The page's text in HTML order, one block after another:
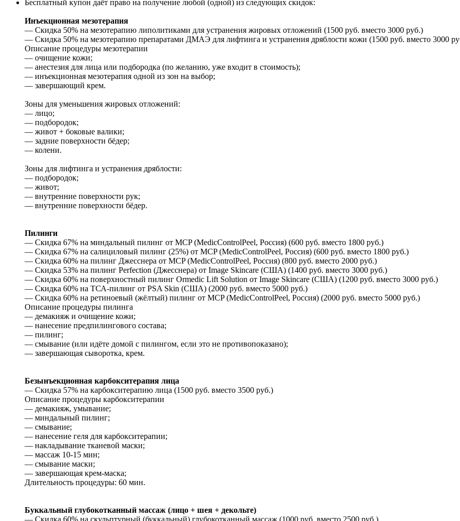
Бесплатный купон даёт право на получение любой (одной) из следующих скидок:
Инъекционная мезотерапия
— Скидка 50% на мезотерапию липолитиками для устранения жировых отложений (1500 руб. вместо 3000 руб.)
— Скидка 50% на мезотерапию препаратами ДМАЭ для лифтинга и устранения дряблости кожи (1500 руб. вместо 3000
Описание процедуры мезотерапии
— очищение кожи;
— анестезия для лица или подбородка (по желанию, уже входит в стоимость);
— инъекционная мезотерапия одной из зон на выбор;
— завершающий крем.
Зоны для уменьшения жировых отложений:
— лицо;
— подбородок;
— живот + боковые валики;
— задние поверхности бёдер;
— колени.
Зоны для лифтинга и устранения дряблости:
— подбородок;
— живот;
— внутренние поверхности рук;
— внутренние поверхности бёдер.
Пилинги
— Скидка 67% на миндальный пилинг от MCP (MedicControlPeel, Россия) (600 руб. вместо 1800 руб.)
— Скидка 67% на салициловый пилинг (25%) от MCP (MedicControlPeel, Россия) (600 руб. вместо 1800 руб.)
— Скидка 60% на пилинг Джесснера от MCP (MedicControlPeel, Россия) (800 руб. вместо 2000 руб.)
— Скидка 53% на пилинг Perfection (Джесснера) от Image Skincare (США) (1400 руб. вместо 3000 руб.)
— Скидка 60% на поверхностный пилинг Ormedic Lift Solution от Image Skincare (США) (1200 руб. вместо 3000 руб.)
— Скидка 60% на ТСА-пилинг от PSA Skin (США) (2000 руб. вместо 5000 руб.)
— Скидка 60% на ретиноевый (жёлтый) пилинг от MCP (MedicControlPeel, Россия) (2000 руб. вместо 5000 руб.)
Описание процедуры пилинга
— демакияж и очищение кожи;
— нанесение предпилингового состава;
— пилинг;
— смывание (или идёте домой с пилингом, если это не противопоказано);
— завершающая сыворотка, крем.
Безынъекционная карбокситерапия лица
— Скидка 57% на карбокситерапию лица (1500 руб. вместо 3500 руб.)
Описание процедуры карбокситерапии
— демакияж, умывание;
— миндальный пилинг;
— смывание;
— нанесение геля для карбокситерапии;
— накладывание тканевой маски;
— массаж 10-15 мин;
— смывание маски;
— завершающая крем-маска;
Длительность процедуры: 60 мин.
Буккальный глубокотканный массаж (лицо + шея + декольте)
— Скидка 60% на скульптурный (буккальный) глубокотканный массаж (1000 руб. вместо 2500 руб.)